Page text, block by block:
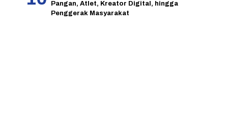
Pangan, Atlet, Kreator Digital, hingga
Penggerak Masyarakat